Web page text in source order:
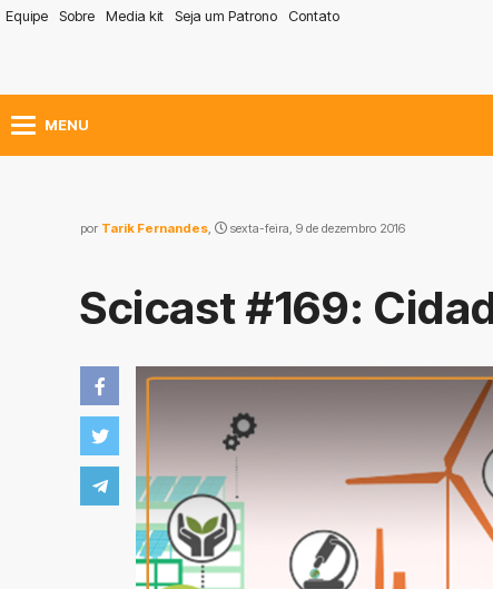
Equipe Sobre Media kit Seja um Patrono Contato
MENU
por Tarik Fernandes, sexta-feira, 9 de dezembro 2016
Scicast #169: